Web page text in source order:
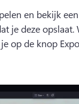
en bekijk
je deze opslaat.
op de knop